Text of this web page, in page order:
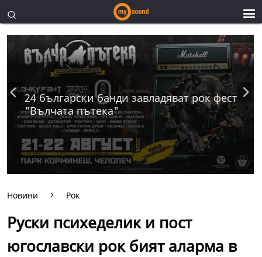
24 български банди завладяват рок фест
"Вълчата пътека"
Новини Рок
Руски психеделик и пост
югославски рок бият аларма в